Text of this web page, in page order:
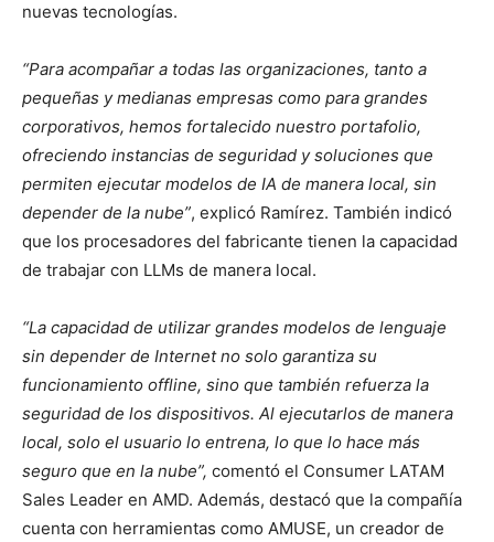
nuevas tecnologías.
“Para acompañar a todas las organizaciones, tanto a
pequeñas y medianas empresas como para grandes
corporativos, hemos fortalecido nuestro portafolio,
ofreciendo instancias de seguridad y soluciones que
permiten ejecutar modelos de IA de manera local, sin
depender de la nube”, explicó Ramírez. También indicó
que los procesadores del fabricante tienen la capacidad
de trabajar con LLMs de manera local.
“La capacidad de utilizar grandes modelos de lenguaje
sin depender de Internet no solo garantiza su
funcionamiento offline, sino que también refuerza la
seguridad de los dispositivos. Al ejecutarlos de manera
local, solo el usuario lo entrena, lo que lo hace más
seguro que en la nube”, comentó el Consumer LATAM
Sales Leader en AMD. Además, destacó que la compañía
cuenta con herramientas como AMUSE, un creador de